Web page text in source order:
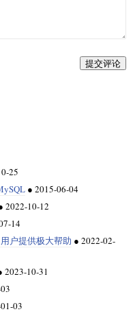
提交评论
25
● 2015-06-04
2022-10-12
14
户提供极大帮助 ● 2022-02-
2023-10-31
03